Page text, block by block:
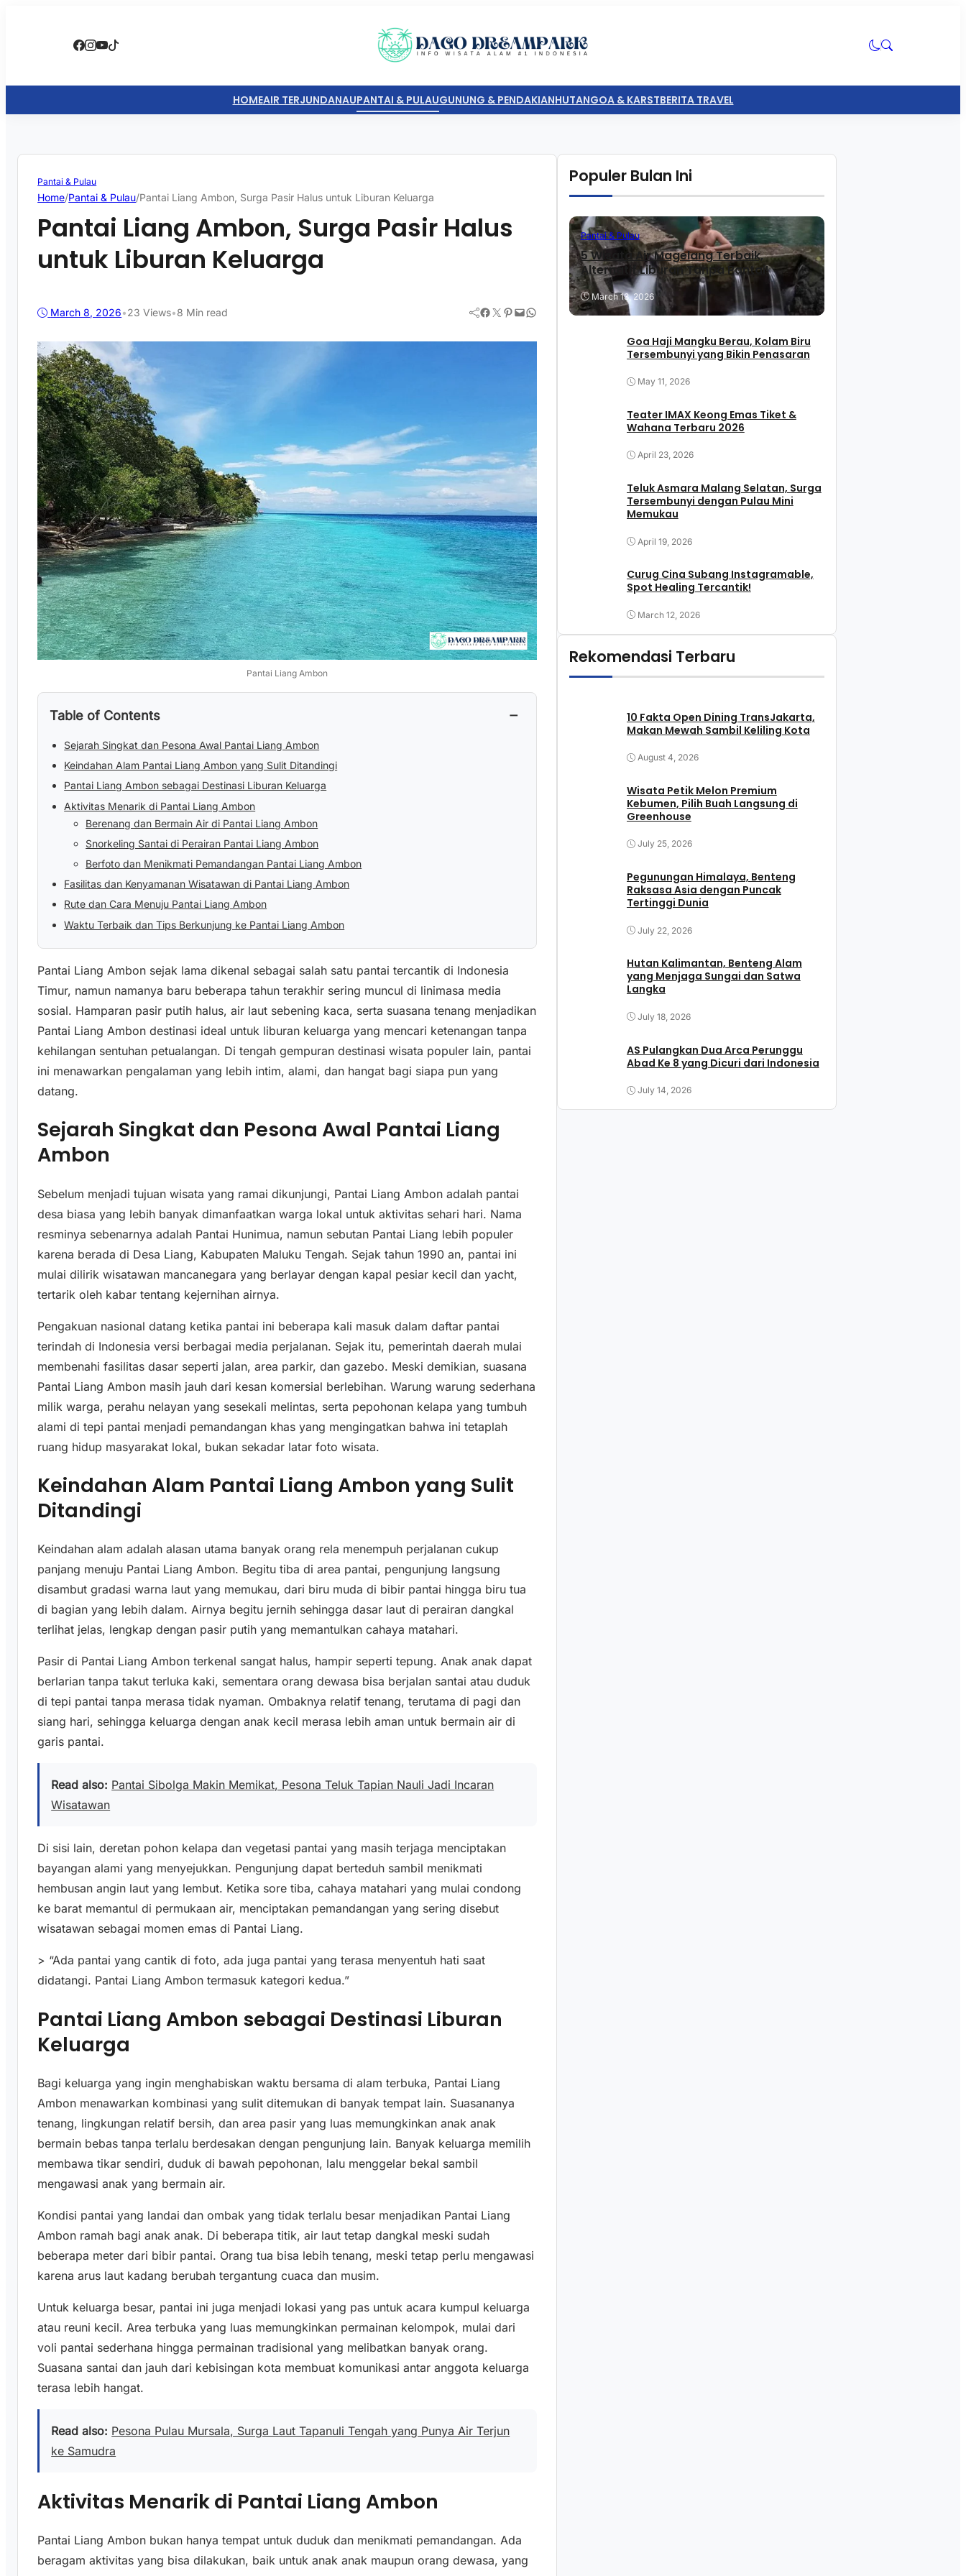
HOMEAIR TERJUNDANAUPANTAI & PULAUGUNUNG & PENDAKIANHUTANGOA & KARSTBERITA TRAVEL
Pantai & Pulau
Home/Pantai & Pulau/Pantai Liang Ambon, Surga Pasir Halus untuk Liburan Keluarga
Pantai Liang Ambon, Surga Pasir Halus
untuk Liburan Keluarga
March 8, 2026•23 Views•8 Min read Facebook Twitter Pinterest Mail WhatsApp
Pantai Liang Ambon
Table of Contents −
Sejarah Singkat dan Pesona Awal Pantai Liang Ambon
Keindahan Alam Pantai Liang Ambon yang Sulit Ditandingi
Pantai Liang Ambon sebagai Destinasi Liburan Keluarga
Aktivitas Menarik di Pantai Liang Ambon
Berenang dan Bermain Air di Pantai Liang Ambon
Snorkeling Santai di Perairan Pantai Liang Ambon
Berfoto dan Menikmati Pemandangan Pantai Liang Ambon
Fasilitas dan Kenyamanan Wisatawan di Pantai Liang Ambon
Rute dan Cara Menuju Pantai Liang Ambon
Waktu Terbaik dan Tips Berkunjung ke Pantai Liang Ambon
Pantai Liang Ambon sejak lama dikenal sebagai salah satu pantai tercantik di Indonesia
Timur, namun namanya baru beberapa tahun terakhir sering muncul di linimasa media
sosial. Hamparan pasir putih halus, air laut sebening kaca, serta suasana tenang menjadikan
Pantai Liang Ambon destinasi ideal untuk liburan keluarga yang mencari ketenangan tanpa
kehilangan sentuhan petualangan. Di tengah gempuran destinasi wisata populer lain, pantai
ini menawarkan pengalaman yang lebih intim, alami, dan hangat bagi siapa pun yang
datang.
Sejarah Singkat dan Pesona Awal Pantai Liang
Ambon
Sebelum menjadi tujuan wisata yang ramai dikunjungi, Pantai Liang Ambon adalah pantai
desa biasa yang lebih banyak dimanfaatkan warga lokal untuk aktivitas sehari hari. Nama
resminya sebenarnya adalah Pantai Hunimua, namun sebutan Pantai Liang lebih populer
karena berada di Desa Liang, Kabupaten Maluku Tengah. Sejak tahun 1990 an, pantai ini
mulai dilirik wisatawan mancanegara yang berlayar dengan kapal pesiar kecil dan yacht,
tertarik oleh kabar tentang kejernihan airnya.
Pengakuan nasional datang ketika pantai ini beberapa kali masuk dalam daftar pantai
terindah di Indonesia versi berbagai media perjalanan. Sejak itu, pemerintah daerah mulai
membenahi fasilitas dasar seperti jalan, area parkir, dan gazebo. Meski demikian, suasana
Pantai Liang Ambon masih jauh dari kesan komersial berlebihan. Warung warung sederhana
milik warga, perahu nelayan yang sesekali melintas, serta pepohonan kelapa yang tumbuh
alami di tepi pantai menjadi pemandangan khas yang mengingatkan bahwa ini tetaplah
ruang hidup masyarakat lokal, bukan sekadar latar foto wisata.
Keindahan Alam Pantai Liang Ambon yang Sulit
Ditandingi
Keindahan alam adalah alasan utama banyak orang rela menempuh perjalanan cukup
panjang menuju Pantai Liang Ambon. Begitu tiba di area pantai, pengunjung langsung
disambut gradasi warna laut yang memukau, dari biru muda di bibir pantai hingga biru tua
di bagian yang lebih dalam. Airnya begitu jernih sehingga dasar laut di perairan dangkal
terlihat jelas, lengkap dengan pasir putih yang memantulkan cahaya matahari.
Pasir di Pantai Liang Ambon terkenal sangat halus, hampir seperti tepung. Anak anak dapat
berlarian tanpa takut terluka kaki, sementara orang dewasa bisa berjalan santai atau duduk
di tepi pantai tanpa merasa tidak nyaman. Ombaknya relatif tenang, terutama di pagi dan
siang hari, sehingga keluarga dengan anak kecil merasa lebih aman untuk bermain air di
garis pantai.
Read also: Pantai Sibolga Makin Memikat, Pesona Teluk Tapian Nauli Jadi Incaran
Wisatawan
Di sisi lain, deretan pohon kelapa dan vegetasi pantai yang masih terjaga menciptakan
bayangan alami yang menyejukkan. Pengunjung dapat berteduh sambil menikmati
hembusan angin laut yang lembut. Ketika sore tiba, cahaya matahari yang mulai condong
ke barat memantul di permukaan air, menciptakan pemandangan yang sering disebut
wisatawan sebagai momen emas di Pantai Liang.
> “Ada pantai yang cantik di foto, ada juga pantai yang terasa menyentuh hati saat
didatangi. Pantai Liang Ambon termasuk kategori kedua.”
Pantai Liang Ambon sebagai Destinasi Liburan
Keluarga
Bagi keluarga yang ingin menghabiskan waktu bersama di alam terbuka, Pantai Liang
Ambon menawarkan kombinasi yang sulit ditemukan di banyak tempat lain. Suasananya
tenang, lingkungan relatif bersih, dan area pasir yang luas memungkinkan anak anak
bermain bebas tanpa terlalu berdesakan dengan pengunjung lain. Banyak keluarga memilih
membawa tikar sendiri, duduk di bawah pepohonan, lalu menggelar bekal sambil
mengawasi anak yang bermain air.
Kondisi pantai yang landai dan ombak yang tidak terlalu besar menjadikan Pantai Liang
Ambon ramah bagi anak anak. Di beberapa titik, air laut tetap dangkal meski sudah
beberapa meter dari bibir pantai. Orang tua bisa lebih tenang, meski tetap perlu mengawasi
karena arus laut kadang berubah tergantung cuaca dan musim.
Untuk keluarga besar, pantai ini juga menjadi lokasi yang pas untuk acara kumpul keluarga
atau reuni kecil. Area terbuka yang luas memungkinkan permainan kelompok, mulai dari
voli pantai sederhana hingga permainan tradisional yang melibatkan banyak orang.
Suasana santai dan jauh dari kebisingan kota membuat komunikasi antar anggota keluarga
terasa lebih hangat.
Read also: Pesona Pulau Mursala, Surga Laut Tapanuli Tengah yang Punya Air Terjun
ke Samudra
Aktivitas Menarik di Pantai Liang Ambon
Pantai Liang Ambon bukan hanya tempat untuk duduk dan menikmati pemandangan. Ada
beragam aktivitas yang bisa dilakukan, baik untuk anak anak maupun orang dewasa, yang
Populer Bulan Ini
Pantai & Pulau
5 Wisata Air Magelang Terbaik,
Alternatif Liburan Tanpa Pantai!
March 13, 2026
Goa Haji Mangku Berau, Kolam Biru
Tersembunyi yang Bikin Penasaran
May 11, 2026
Teater IMAX Keong Emas Tiket &
Wahana Terbaru 2026
April 23, 2026
Teluk Asmara Malang Selatan, Surga
Tersembunyi dengan Pulau Mini
Memukau
April 19, 2026
Curug Cina Subang Instagramable,
Spot Healing Tercantik!
March 12, 2026
Rekomendasi Terbaru
10 Fakta Open Dining TransJakarta,
Makan Mewah Sambil Keliling Kota
August 4, 2026
Wisata Petik Melon Premium
Kebumen, Pilih Buah Langsung di
Greenhouse
July 25, 2026
Pegunungan Himalaya, Benteng
Raksasa Asia dengan Puncak
Tertinggi Dunia
July 22, 2026
Hutan Kalimantan, Benteng Alam
yang Menjaga Sungai dan Satwa
Langka
July 18, 2026
AS Pulangkan Dua Arca Perunggu
Abad Ke 8 yang Dicuri dari Indonesia
July 14, 2026